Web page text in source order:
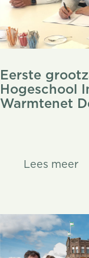
Eerste
Hogeschool
Warmtenet
Lees meer